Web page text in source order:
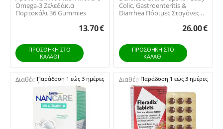
Omega-3 Ζελεδάκια
Πορτοκάλι 36 Gummies
13.70€
ΠΡΟΣΘΉΚΗ ΣΤΟ
ΚΑΛΆΘΙ
Colic, Gastroenteritis &
Diarrhea Πόσιμες Σταγόνες
26.00€
ΠΡΟΣΘΉΚΗ ΣΤΟ
ΚΑΛΆΘΙ
Διαθέσιμο:Παράδοση 1 εώς 3 ημέρες Διαθέσιμο:Παράδοση 1 εώς 3 ημέρες